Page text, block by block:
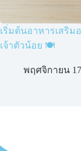
เริ่มต้นอาหารเสริม
เจ้าตัวน้อย 🍽️
พฤศจิกายน